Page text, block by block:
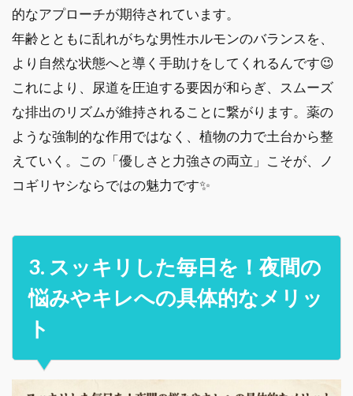
的なアプローチが期待されています。
年齢とともに乱れがちな男性ホルモンのバランスを、
より自然な状態へと導く手助けをしてくれるんです😉
これにより、尿道を圧迫する要因が和らぎ、スムーズ
な排出のリズムが維持されることに繋がります。薬の
ような強制的な作用ではなく、植物の力で土台から整
えていく。この「優しさと力強さの両立」こそが、ノ
コギリヤシならではの魅力です✨
3. スッキリした毎日を！夜間の
悩みやキレへの具体的なメリッ
ト